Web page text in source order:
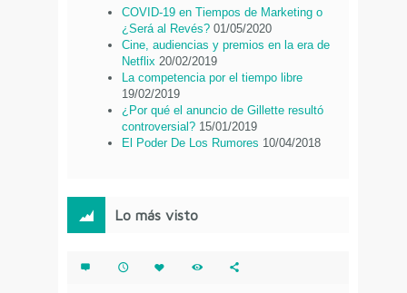
COVID-19 en Tiempos de Marketing o
¿Será al Revés? 01/05/2020
Cine, audiencias y premios en la era de
Netflix 20/02/2019
La competencia por el tiempo libre
19/02/2019
¿Por qué el anuncio de Gillette resultó
controversial? 15/01/2019
El Poder De Los Rumores 10/04/2018
Lo más visto